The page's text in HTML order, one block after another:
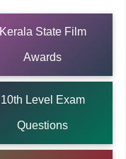
Kerala State Film
Awards
10th Level Exam
Questions